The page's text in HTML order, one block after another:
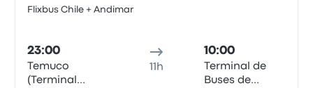
Flixbus Chile + Andimar
23:00
Temuco
(Terminal
11h
10:00
Terminal de
Buses de